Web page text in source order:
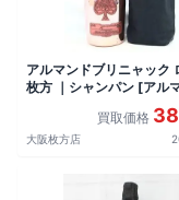
アルマンドブリニャック
枚方 ｜シャンパン [アル
リニャック ロゼ]をお酒
買取価格
大阪枚方店